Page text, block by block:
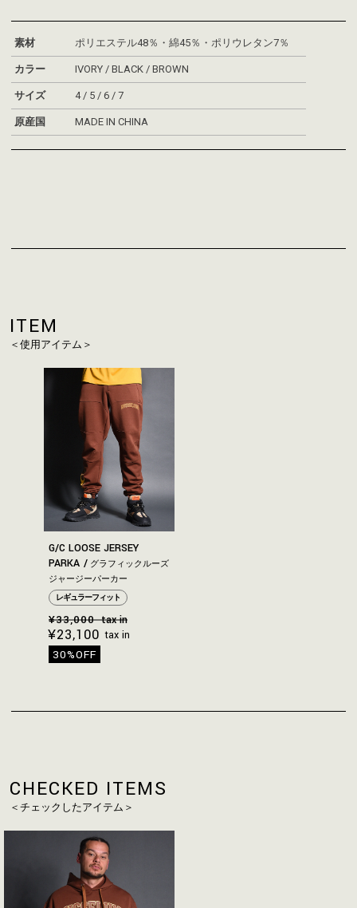
素材 ポリエステル48％・綿45％・ポリウレタン7％
カラー IVORY / BLACK / BROWN
サイズ 4 / 5 / 6 / 7
原産国 MADE IN CHINA
ITEM
＜使用アイテム＞
G/C LOOSE JERSEY
PARKA
グラフィックルーズ
ジャージーパーカー
レギュラーフィット
¥33,000 tax in
¥23,100 tax in
30%OFF
CHECKED ITEMS
＜チェックしたアイテム＞